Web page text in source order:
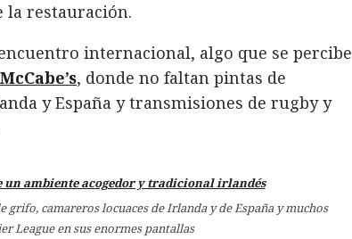
la restauración.
internacional, algo que se percibe
, donde no faltan pintas de
y España y transmisiones de rugby y
grifo, camareros locuaces de Irlanda y de España y muchos
League en sus enormes pantallas